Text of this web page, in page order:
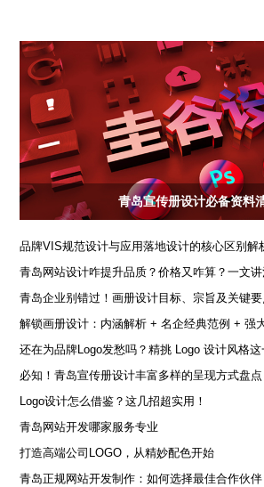
青岛宣传册设计必备资料
品牌VIS规范设计与应用落地设计的核心区别解
青岛网站设计咋提升品质？价格又咋算？一文
青岛企业别错过！画册设计目标、宗旨及关键
必知！青岛宣传册设计丰富多样的呈现方式盘点
Logo设计怎么借鉴？这几招超实用！
青岛网站开发哪家服务专业
打造高端公司LOGO，从精妙配色开始
青岛正规网站开发制作：如何选择最佳合作伙伴